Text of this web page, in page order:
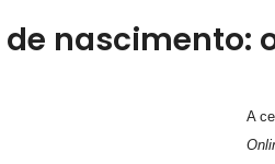
nascimento:
A